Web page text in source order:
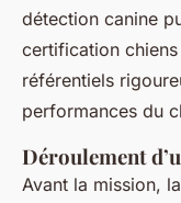
détection canine
certification chiens
référentiels
performances du
Déroulement
Avant la mission,